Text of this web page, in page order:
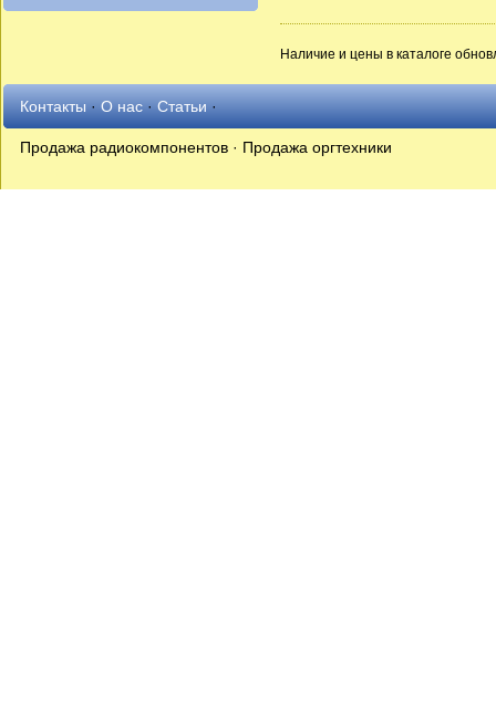
Наличие и цены в каталоге
Контакты·О нас·Статьи·
Продажа радиокомпонентов · Продажа оргтехники